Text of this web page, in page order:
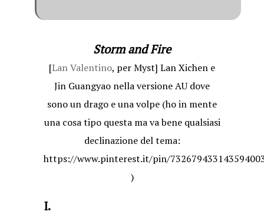
Storm and Fire
[Lan Valentino, per Myst] Lan Xichen e
Jin Guangyao nella versione AU dove
sono un drago e una volpe (ho in mente
una cosa tipo questa ma va bene qualsiasi
declinazione del tema:
https://www.pinterest.it/pin/
)
I.